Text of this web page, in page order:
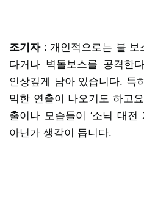
조기자: 개인적으로는 불 보
다거나 벽돌보스를 공격한
인상깊게 남아 있습니다. 특
믹한 연출이 나오기도 하고
출이나 모습들이 ‘소닉 대전
아닌가 생각이 듭니다.